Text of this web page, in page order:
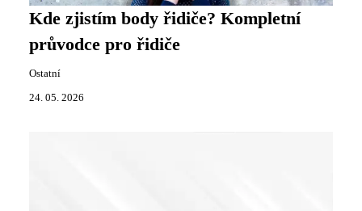
Kde zjistím body řidiče? Kompletní
průvodce pro řidiče
Ostatní
24. 05. 2026